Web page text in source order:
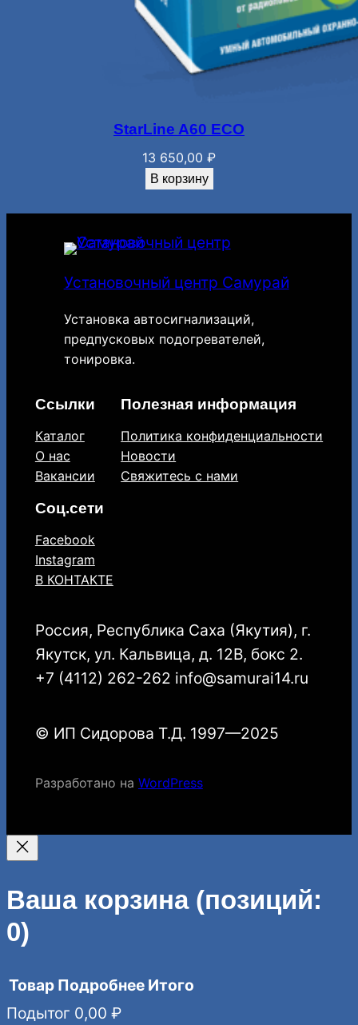
StarLine A60 ECO
13 650,00 ₽
В корзину
Установочный центр Самурай
Установка автосигнализаций,
предпусковых подогревателей,
тонировка.
Ссылки
Каталог
О нас
Вакансии
Полезная информация
Политика конфиденциальности
Новости
Свяжитесь с нами
Соц.сети
Facebook
Instagram
В КОНТАКТЕ
Россия, Республика Саха (Якутия), г.
Якутск, ул. Кальвица, д. 12В, бокс 2.
+7 (4112) 262-262 info@samurai14.ru
© ИП Сидорова Т.Д. 1997—2025
Разработано на WordPress
Ваша корзина (позиций:
0)
Товар Подробнее Итого
Подытог 0,00 ₽